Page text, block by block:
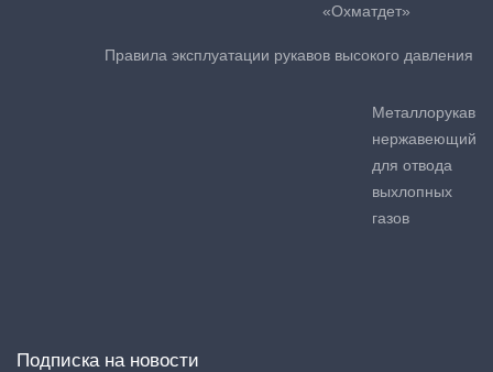
«Охматдет»
Правила эксплуатации рукавов высокого давления
Металлорукав
нержавеющий
для отвода
выхлопных
газов
Подписка на новости